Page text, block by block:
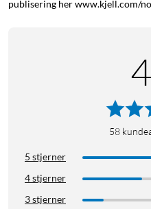
publisering her www.kjell.com/
4
58
5 stjerner
4 stjerner
3 stjerner